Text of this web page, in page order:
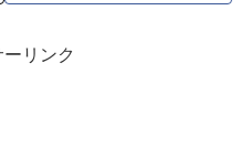
リンク